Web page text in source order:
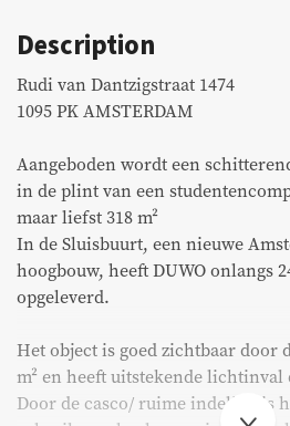
Recent transactions
Tenants
FAQ
Maintenance &
Tenants portal
Owners portal
Move.nl
Description
Rudi van Dantzigstraat 1474
1095 PK AMSTERDAM
Aangeboden wordt een
in de plint van een
maar liefst 318 m²
In de Sluisbuurt, een nieuwe
hoogbouw, heeft DUWO onlangs
opgeleverd.
Het object is goed zichtbaar door
m² en heeft uitstekende lichtinval
Door de casco/ ruime indeling is